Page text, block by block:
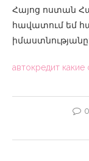
Հայոց ոստան
հավատում եմ
автокредит какие